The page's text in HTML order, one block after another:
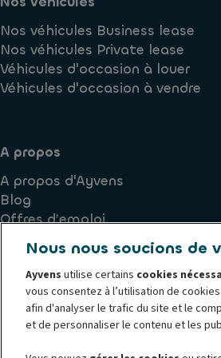
Nos véhicules Business lease
Nos véhicules Private lease
Véhicules d'occasion à louer
Véhicules d'occasion à vendre
A propos
A propos d'Ayvens
Blog
Offres d’emploi
Politique de cookies Politique de
Plaintes
Corporate Société
© 2026 Ayvens est l'un des principaux
solutions de leasing complet,
Nous nous soucions de
Ayvens utilise certains cookies
vous consentez à l’utilisation de
afin d'analyser le trafic du site et le
et de personnaliser le contenu et les